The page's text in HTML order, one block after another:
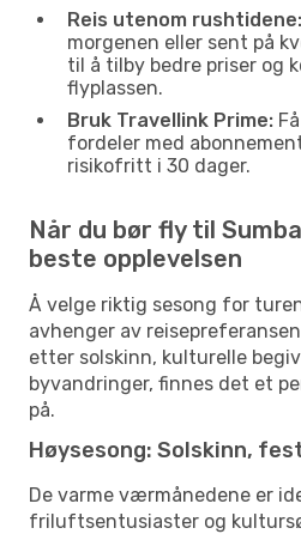
Reis utenom rushtidene:
morgenen eller sent på
til å tilby bedre priser og
flyplassen.
Bruk Travellink Prime:
fordeler med
risikofritt i 30 dager.
Når du bør fly til
beste opplevelsen
Å velge riktig sesong for
avhenger av
etter solskinn, kulturelle
byvandringer, finnes det et
på.
Høysesong: Solskinn,
De varme værmånedene er
friluftsentusiaster og